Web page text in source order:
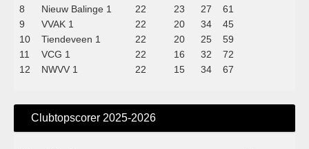
8
Nieuw Balinge 1 22 23 27
61
9
VVAK 1 22 20 34
45
10
Tiendeveen 1 22 20 25
59
11
VCG 1 22 16 32
72
12
NWVV 1 22 15 34 67
Clubtopscorer 2025-2026